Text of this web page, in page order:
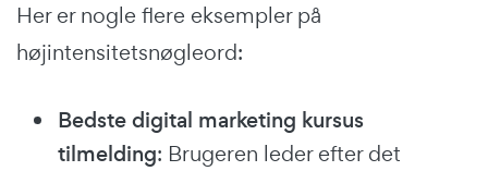
Her er nogle flere eksempler på
højintensitetsnøgleord:
Bedste digital marketing kursus
tilmelding: Brugeren leder efter det